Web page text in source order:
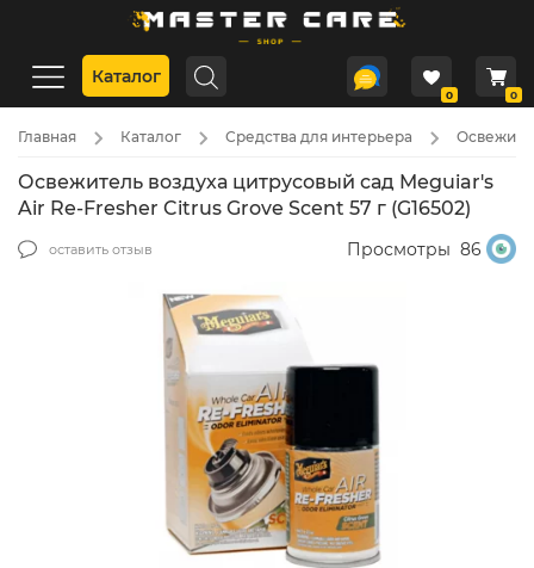
Каталог
0 0
Главная Каталог Средства для интерьера
Освежитель воздуха цитрусовый сад Meguiar's
Air Re-Fresher Citrus Grove Scent 57 г (G16502)
оставить отзыв Просмотры 86